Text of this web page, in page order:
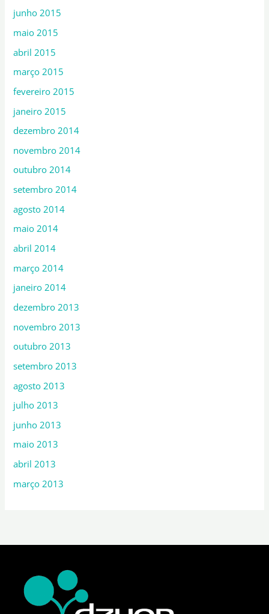
junho 2015
maio 2015
abril 2015
março 2015
fevereiro 2015
janeiro 2015
dezembro 2014
novembro 2014
outubro 2014
setembro 2014
agosto 2014
maio 2014
abril 2014
março 2014
janeiro 2014
dezembro 2013
novembro 2013
outubro 2013
setembro 2013
agosto 2013
julho 2013
junho 2013
maio 2013
abril 2013
março 2013